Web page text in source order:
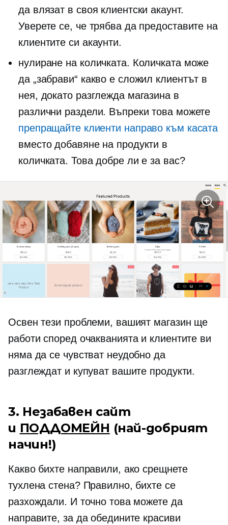
да влязат в своя клиентски акаунт.
Уверете се, че трябва да предоставите на
клиентите си акаунти.
нулиране на количката. Количката може
да „забрави“ какво е сложил клиентът в
нея, докато разглежда магазина в
различни раздели. Въпреки това можете
препращайте клиенти направо към касата
вместо добавяне на продукти в
количката. Това добре ли е за вас?
Освен тези проблеми, вашият магазин ще
работи според очакванията и клиентите ви
няма да се чувстват неудобно да
разглеждат и купуват вашите продукти.
3. Незабавен сайт
и ПОДДОМЕЙН (най-добрият
начин!)
Какво бихте направили, ако срещнете
тухлена стена? Правилно, бихте се
разхождали. И точно това можете да
направите, за да обедините красиви